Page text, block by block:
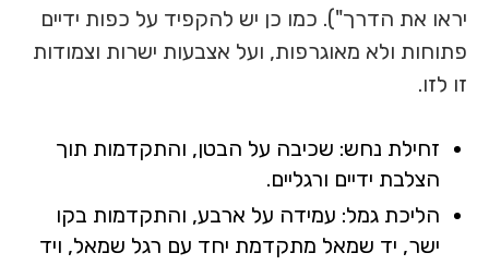
יראו את הדרך"). כמו כן יש להקפיד על כפות ידיים
פתוחות ולא מאוגרפות, ועל אצבעות ישרות וצמודות
זו לזו.
זחילת נחש: שכיבה על הבטן, והתקדמות תוך
הצלבת ידיים ורגליים.
הליכת גמל: עמידה על ארבע, והתקדמות בקו
ישר, יד שמאל מתקדמת יחד עם רגל שמאל, ויד